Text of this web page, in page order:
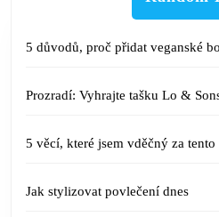
5 důvodů, proč přidat veganské
Prozradí: Vyhrajte tašku Lo &
5 věcí, které jsem vděčný za tento
Jak stylizovat povlečení dnes